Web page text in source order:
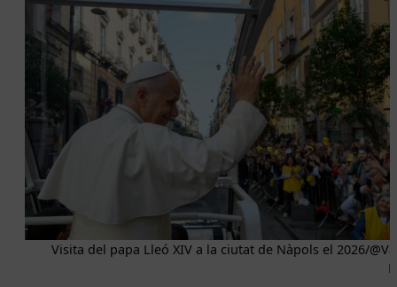
Visita del papa Lleó XIV a la ciutat de Nàpols el 2026/